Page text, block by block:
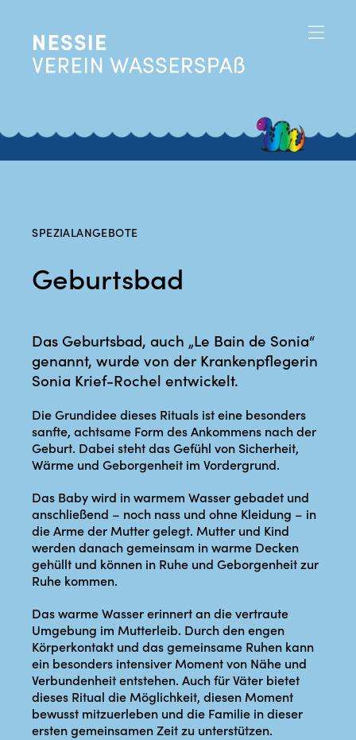
SPEZIALANGEBOTE
Geburtsbad
Das Geburtsbad, auch „Le Bain de Sonia“
genannt, wurde von der Krankenpflegerin
Sonia Krief-Rochel entwickelt.
Die Grundidee dieses Rituals ist eine besonders
sanfte, achtsame Form des Ankommens nach der
Geburt. Dabei steht das Gefühl von Sicherheit,
Wärme und Geborgenheit im Vordergrund.
Das Baby wird in warmem Wasser gebadet und
anschließend – noch nass und ohne Kleidung – in
die Arme der Mutter gelegt. Mutter und Kind
werden danach gemeinsam in warme Decken
gehüllt und können in Ruhe und Geborgenheit zur
Ruhe kommen.
Das warme Wasser erinnert an die vertraute
Umgebung im Mutterleib. Durch den engen
Körperkontakt und das gemeinsame Ruhen kann
ein besonders intensiver Moment von Nähe und
Verbundenheit entstehen. Auch für Väter bietet
dieses Ritual die Möglichkeit, diesen Moment
bewusst mitzuerleben und die Familie in dieser
ersten gemeinsamen Zeit zu unterstützen.